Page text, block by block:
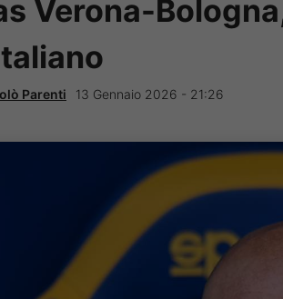
Verona-
Parenti 13 Gennaio 2026 - 21:26